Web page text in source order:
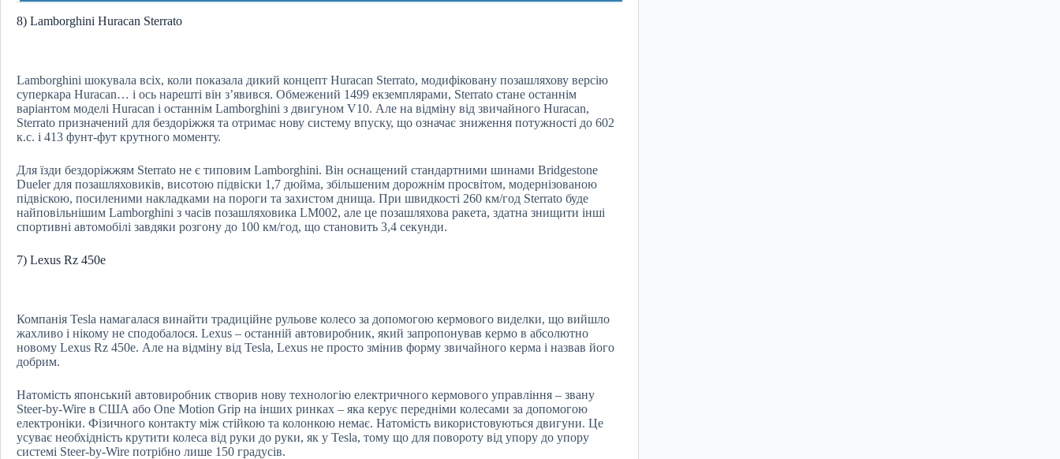
8) Lamborghini Huracan Sterrato
Lamborghini шокувала всіх, коли показала дикий концепт Huracan Sterrato, модифіковану позашляхову версію
суперкара Huracan… і ось нарешті він з’явився. Обмежений 1499 екземплярами, Sterrato стане останнім
варіантом моделі Huracan і останнім Lamborghini з двигуном V10. Але на відміну від звичайного Huracan,
Sterrato призначений для бездоріжжя та отримає нову систему впуску, що означає зниження потужності до 602
к.с. і 413 фунт-фут крутного моменту.
Для їзди бездоріжжям Sterrato не є типовим Lamborghini. Він оснащений стандартними шинами Bridgestone
Dueler для позашляховиків, висотою підвіски 1,7 дюйма, збільшеним дорожнім просвітом, модернізованою
підвіскою, посиленими накладками на пороги та захистом днища. При швидкості 260 км/год Sterrato буде
найповільнішим Lamborghini з часів позашляховика LM002, але це позашляхова ракета, здатна знищити інші
спортивні автомобілі завдяки розгону до 100 км/год, що становить 3,4 секунди.
7) Lexus Rz 450e
Компанія Tesla намагалася винайти традиційне рульове колесо за допомогою кермового виделки, що вийшло
жахливо і нікому не сподобалося. Lexus – останній автовиробник, який запропонував кермо в абсолютно
новому Lexus Rz 450e. Але на відміну від Tesla, Lexus не просто змінив форму звичайного керма і назвав його
добрим.
Натомість японський автовиробник створив нову технологію електричного кермового управління – звану
Steer-by-Wire в США або One Motion Grip на інших ринках – яка керує передніми колесами за допомогою
електроніки. Фізичного контакту між стійкою та колонкою немає. Натомість використовуються двигуни. Це
усуває необхідність крутити колеса від руки до руки, як у Tesla, тому що для повороту від упору до упору
системі Steer-by-Wire потрібно лише 150 градусів.